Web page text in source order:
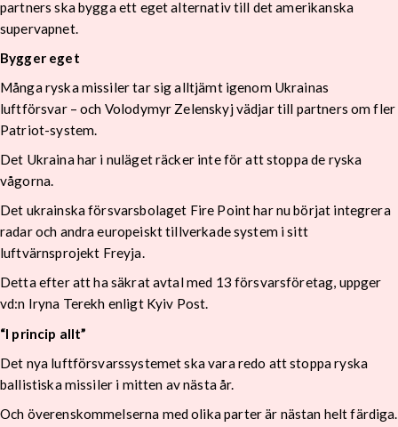
partners ska bygga ett eget alternativ till det amerikanska
supervapnet.
Bygger eget
Många ryska missiler tar sig alltjämt igenom Ukrainas
luftförsvar – och Volodymyr Zelenskyj vädjar till partners om fler
Patriot-system.
Det Ukraina har i nuläget räcker inte för att stoppa de ryska
vågorna.
Det ukrainska försvarsbolaget Fire Point har nu börjat integrera
radar och andra europeiskt tillverkade system i sitt
luftvärnsprojekt Freyja.
Detta efter att ha säkrat avtal med 13 försvarsföretag, uppger
vd:n Iryna Terekh enligt Kyiv Post.
“I princip allt”
Det nya luftförsvarssystemet ska vara redo att stoppa ryska
ballistiska missiler i mitten av nästa år.
Och överenskommelserna med olika parter är nästan helt färdiga.